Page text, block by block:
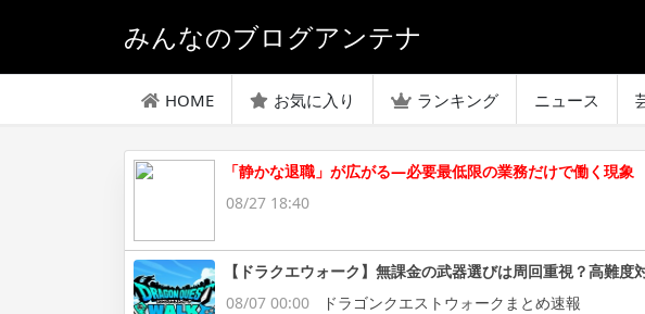
みんなのブログアンテナ
HOME お気に入り ランキング ニュース
「静かな退職」が広がる—必要最低限の業務だけで働く現象
08/27 18:40
【ドラクエウォーク】無課金の武器選びは周回重視？高難度
08/07 00:00
ドラゴンクエストウォークまとめ速報